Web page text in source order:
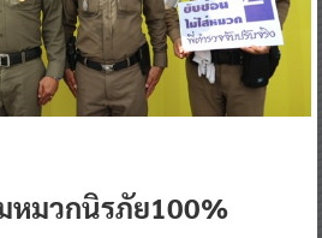
หมวกนิรภัย100%